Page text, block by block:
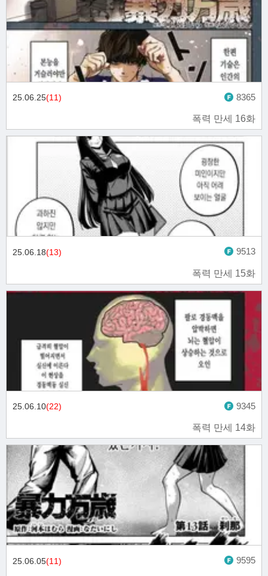
폭력 만세 16화
25.06.25(11) 8365
폭력 만세 15화
25.06.18(13) 9513
폭력 만세 14화
25.06.10(22) 9345
25.06.05(11) 9595